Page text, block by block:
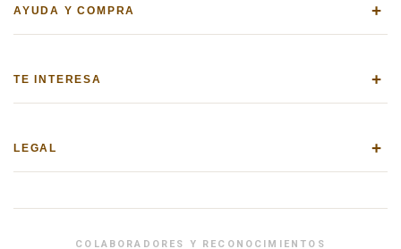
AYUDA Y COMPRA +
TE INTERESA +
LEGAL +
COLABORADORES Y RECONOCIMIENTOS